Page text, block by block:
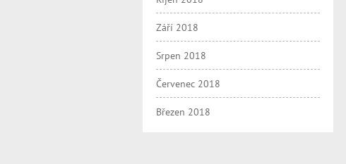
Září 2018
Srpen 2018
Červenec 2018
Březen 2018